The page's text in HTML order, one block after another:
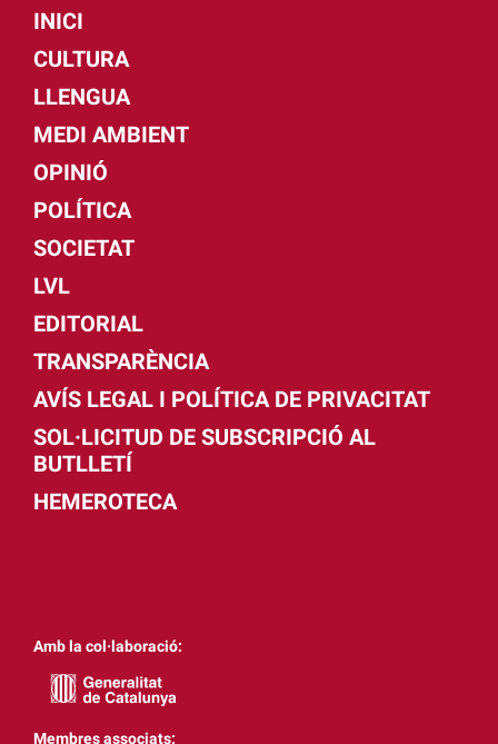
INICI
CULTURA
LLENGUA
MEDI AMBIENT
OPINIÓ
POLÍTICA
SOCIETAT
LVL
EDITORIAL
TRANSPARÈNCIA
AVÍS LEGAL I POLÍTICA DE PRIVACITAT
SOL·LICITUD DE SUBSCRIPCIÓ AL
BUTLLETÍ
HEMEROTECA
Amb la col·laboració:
Membres associats: